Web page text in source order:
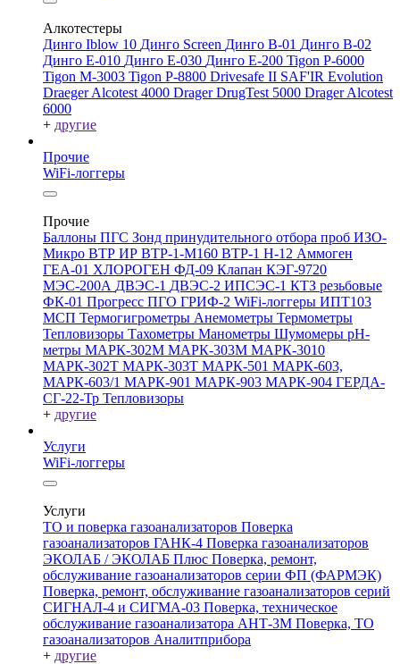
Алкотестеры
Динго Iblow 10 Динго Screen Динго В-01 Динго В-02
Динго Е-010 Динго Е-030 Динго Е-200 Tigon P-6000
Tigon M-3003 Tigon P-8800 Drivesafe II SAF'IR Evolution
Draeger Alcotest 4000 Drager DrugTest 5000 Drager Alcotest
6000
+ другие
Прочие
WiFi-логгеры
Прочие
Баллоны ПГС Зонд принудительного отбора проб ИЗО-
Микро ВТР ИР ВТР-1-М160 ВТР-1 Н-12 Аммоген
ГЕА-01 ХЛОРОГЕН ФД-09 Клапан КЭГ-9720
МЭС-200А ДВЭС-1 ДВЭС-2 ИПСЭС-1 КТЗ резьбовые
ФК-01 Прогресс ПГО ГРИФ-2 WiFi-логгеры ИПТ103
МСП Термогигрометры Анемометры Термометры
Тепловизоры Тахометры Манометры Шумомеры pH-
метры МАРК-302М МАРК-303М МАРК-3010
МАРК-302Т МАРК-303Т МАРК-501 МАРК-603,
МАРК-603/1 МАРК-901 МАРК-903 МАРК-904 ГЕРДА-
СГ-22-Тр Тепловизоры
+ другие
Услуги
WiFi-логгеры
Услуги
ТО и поверка газоанализаторов Поверка
газоанализаторов ГАНК-4 Поверка газоанализаторов
ЭКОЛАБ / ЭКОЛАБ Плюс Поверка, ремонт,
обслуживание газоанализаторов серии ФП (ФАРМЭК)
Поверка, ремонт, обслуживание газоанализаторов серий
СИГНАЛ-4 и СИГМА-03 Поверка, техническое
обслуживание газоанализатора АНТ-3М Поверка, ТО
газоанализаторов Аналитприбора
+ другие